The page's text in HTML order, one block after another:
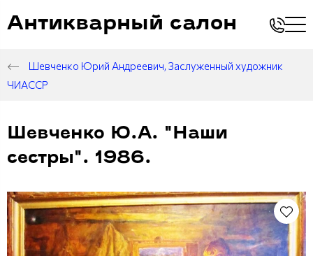
Антикварный салон
Шевченко Юрий Андреевич, Заслуженный художник
ЧИАССР
Шевченко Ю.А. "Наши
сестры". 1986.